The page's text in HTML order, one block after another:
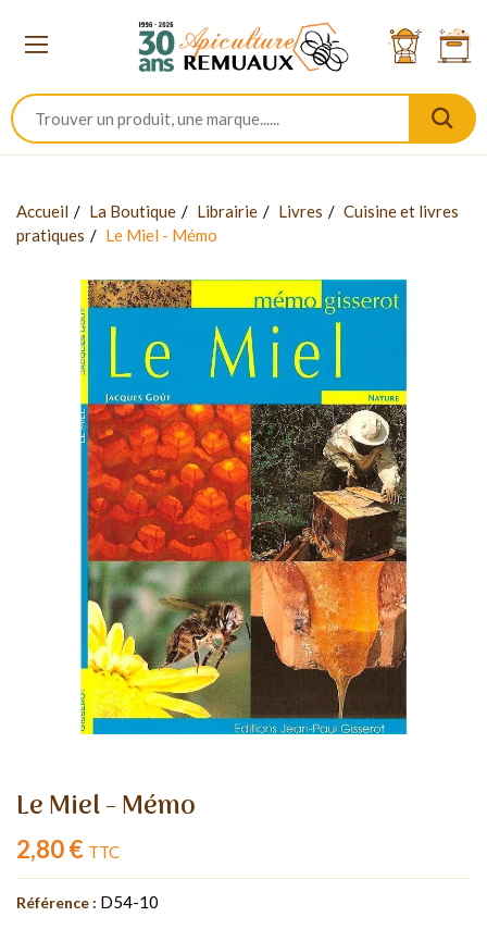
Accueil La Boutique Librairie Livres
Cuisine et livres
pratiques
Le Miel - Mémo
Le Miel - Mémo
2,80 € TTC
Référence : D54-10